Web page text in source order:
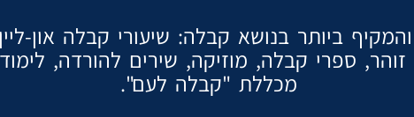
ביותר בנושא קבלה: שיעורי קבלה און-
ספרי קבלה, מוזיקה, שירים להורדה,
מכללת "קבלה לעם".